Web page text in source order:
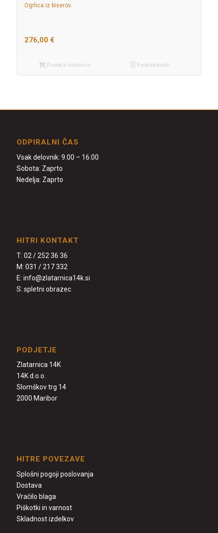
Ogrlica iz biserov.
276,00 €
Dodaj v košarico Podrobnosti
ODPIRALNI ČAS
Vsak delovnik: 9.00 – 16.00
Sobota: Zaprto
Nedelja: Zaprto
HITRI KONTAKT
T: 02 / 252 36 36
M: 031 / 217 332
E: info@zlatarnica14k.si
S: spletni obrazec
PODJETJE
Zlatarnica 14K
14K d.o.o.
Slomškov trg 14
2000 Maribor
HITRE POVEZAVE
Splošni pogoji poslovanja
Dostava
Vračilo blaga
Piškotki in varnost
Skladnost izdelkov